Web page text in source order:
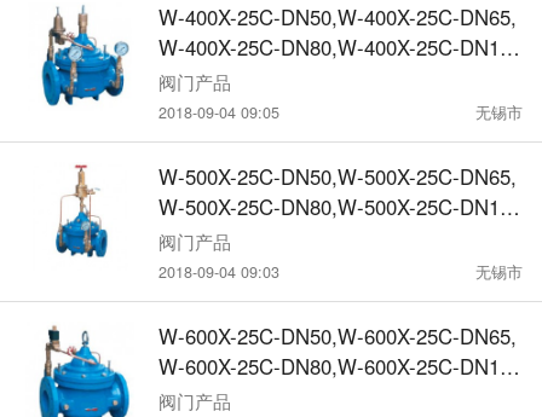
W-400X-25C-DN50,W-400X-25C-DN65,
W-400X-25C-DN80,W-400X-25C-DN10
0,水力控制阀
阀门产品
2018-09-04 09:05 无锡市
W-500X-25C-DN50,W-500X-25C-DN65,
W-500X-25C-DN80,W-500X-25C-DN10
0,水力控制阀
阀门产品
2018-09-04 09:03 无锡市
W-600X-25C-DN50,W-600X-25C-DN65,
W-600X-25C-DN80,W-600X-25C-DN10
0,水力控制阀
阀门产品